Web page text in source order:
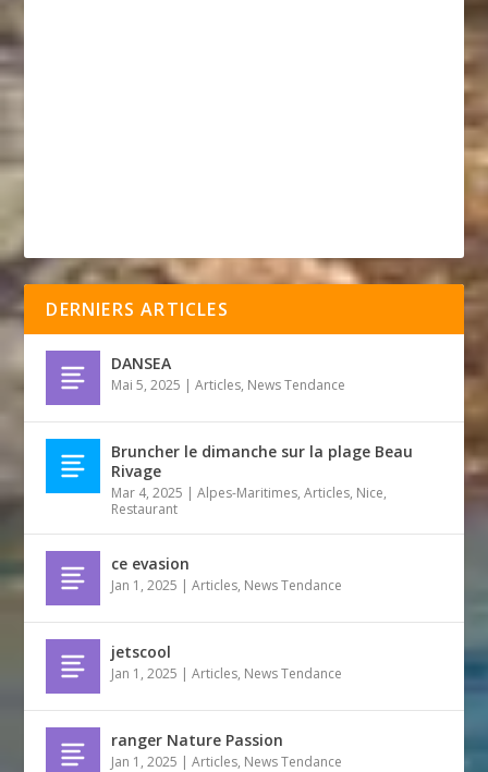
DERNIERS ARTICLES
DANSEA
Mai 5, 2025 |Articles, News Tendance
Bruncher le dimanche sur la plage Beau
Rivage
Mar 4, 2025 |Alpes-Maritimes,Articles, Nice,
Restaurant
ce evasion
Jan 1, 2025 |Articles, News Tendance
jetscool
Jan 1, 2025 |Articles, News Tendance
ranger Nature Passion
Jan 1, 2025 |Articles, News Tendance